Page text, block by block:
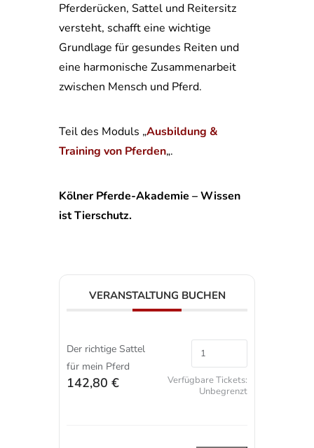
Pferderücken, Sattel und Reitersitz
versteht, schafft eine wichtige
Grundlage für gesundes Reiten und
eine harmonische Zusammenarbeit
zwischen Mensch und Pferd.
Teil des Moduls „Ausbildung &
Training von Pferden„.
Kölner Pferde-Akademie – Wissen
ist Tierschutz.
VERANSTALTUNG BUCHEN
Der richtige Sattel
für mein Pferd
142,80 €
Verfügbare Tickets:
Unbegrenzt